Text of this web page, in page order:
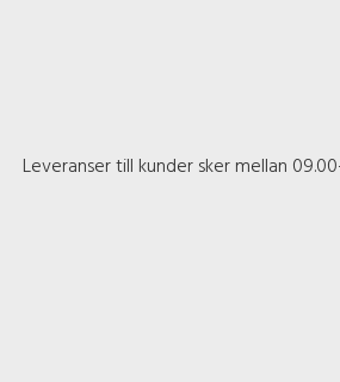
Leveranser till kunder sker mellan